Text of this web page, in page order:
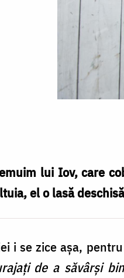
lui Iov, care
el o lasă
i se zice așa,
de a săvârși